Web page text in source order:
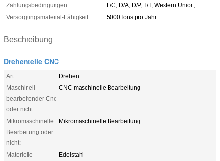
Zahlungsbedingungen:
L/C, D/A, D/P, T/T, Western Union,
Versorgungsmaterial-Fähigkeit:
5000Tons pro Jahr
Beschreibung
Drehenteile CNC
Art:
Drehen
Maschinell
bearbeitender Cnc
oder nicht:
CNC maschinelle Bearbeitung
Mikromaschinelle
Bearbeitung oder
nicht:
Mikromaschinelle Bearbeitung
Materielle
Edelstahl